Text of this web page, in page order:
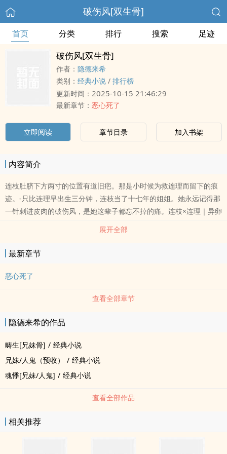
破伤风[双生骨]
首页 分类 排行 搜索 足迹
破伤风[双生骨]
作者： 隐德来希
类别： 经典小说 / 排行榜
更新时间： 2025-10-15 21:46:29
最新章节： 恶心死了
立即阅读 章节目录 加入书架
内容简介
连枝肚脐下方两寸的位置有道旧疤。那是小时候为救连理而留下的痕
迹。-只比连理早出生三分钟，连枝当了十七年的姐姐。她永远记得那
一针刺进皮肉的破伤风，是她这辈子都忘不掉的痛。连枝×连理｜异卵
双胎/龙凤胎｜SC 1V1连理枝，两棵树的枝干连生在一起。比喻恩爱的
夫妇，也比喻关系亲密的人。(释义摘自百度百科)骨科就是即使在校园
深处密会，也不会被认为是早恋而被抓包的存在。*封面图源小红书用
展开全部
最新章节
恶心死了
查看全部章节
隐德来希的作品
畴生[兄妹骨] / 经典小说
兄妹/人鬼（预收）
/ 经典小说
魂悸[兄妹/人鬼] / 经典小说
查看全部作品
相关推荐